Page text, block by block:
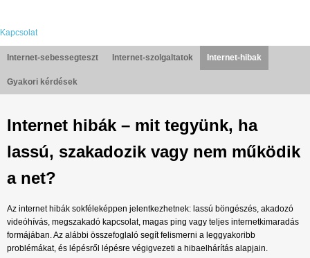
Kapcsolat
Internet-sebessegteszt Internet-szolgaltatok Internet-hibak
Gyakori kérdések
Internet hibák – mit tegyünk, ha
lassú, szakadozik vagy nem működik
a net?
Az internet hibák sokféleképpen jelentkezhetnek: lassú böngészés, akadozó
videóhívás, megszakadó kapcsolat, magas ping vagy teljes internetkimaradás
formájában. Az alábbi összefoglaló segít felismerni a leggyakoribb
problémákat, és lépésről lépésre végigvezeti a hibaelhárítás alapjain.